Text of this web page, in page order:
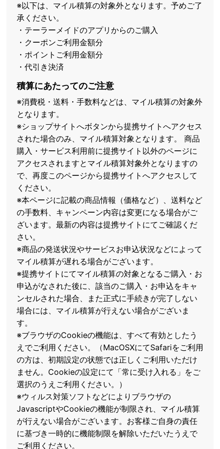
※以下は、マイル積算の対象外となります。予めご了
承ください。
・テーラーメイドのアプリからのご購入
・クーポンご利用金額分
・ポイントご利用金額分
・代引き決済
積算にあたってのご注意
※消費税・送料・手数料などは、マイル積算の対象外
となります。
※ショップサイトへボタンから提携サイトへアクセス
された場合のみ、マイル積算対象となります。 商品
購入・サービス利用前に提携サイト以外のページに
アクセスされますとマイル積算対象外となりますの
で、再度このページから提携サイトへアクセスして
ください。
※本ページに記載の商品情報（価格など）、送料など
の手数料、キャンペーン内容は変更になる場合がご
ざいます。最新の内容は提携サイトにてご確認くだ
さい。
※商品の発送状況やサービスお申込状況などによって
マイル積算が遅れる場合がございます。
※提携サイトにてマイル積算の対象となるご購入・お
申込がなされた後に、該当のご購入・お申込をキャ
ンセルされた場合、また正式に手続きが完了しない
場合には、マイル積算が行えない場合がございま
す。
※ブラウザのCookieの機能は、すべて有効としたう
えでご利用ください。（MacOSXにてSafariをご利用
の方は、初期設定の状態では正しくご利用いただけ
ません。Cookieの設定にて「常に受け入れる」をご
選択のうえご利用ください。）
※ウィルス対策ソフトなどによりブラウザの
JavascriptやCookieの機能が制限され、マイル積算
が行えない場合がございます。お客様ご自身の責任
に基づき一時的に機能制限を解除いただいたうえで
ご利用ください。